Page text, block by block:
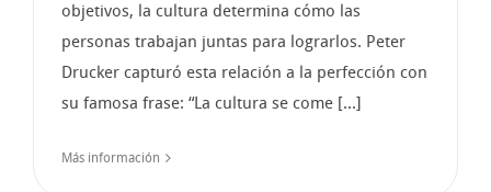
objetivos, la cultura determina cómo las
personas trabajan juntas para lograrlos. Peter
Drucker capturó esta relación a la perfección con
su famosa frase: “La cultura se come [...]
Más información